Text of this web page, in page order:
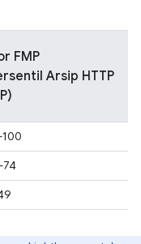
FMP
Arsip HTTP